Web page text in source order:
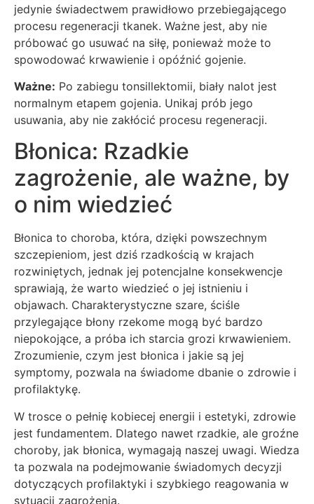
jedynie świadectwem prawidłowo przebiegającego
procesu regeneracji tkanek. Ważne jest, aby nie
próbować go usuwać na siłę, ponieważ może to
spowodować krwawienie i opóźnić gojenie.
Ważne: Po zabiegu tonsillektomii, biały nalot jest
normalnym etapem gojenia. Unikaj prób jego
usuwania, aby nie zakłócić procesu regeneracji.
Błonica: Rzadkie
zagrożenie, ale ważne, by
o nim wiedzieć
Błonica to choroba, która, dzięki powszechnym
szczepieniom, jest dziś rzadkością w krajach
rozwiniętych, jednak jej potencjalne konsekwencje
sprawiają, że warto wiedzieć o jej istnieniu i
objawach. Charakterystyczne szare, ściśle
przylegające błony rzekome mogą być bardzo
niepokojące, a próba ich starcia grozi krwawieniem.
Zrozumienie, czym jest błonica i jakie są jej
symptomy, pozwala na świadome dbanie o zdrowie i
profilaktykę.
W trosce o pełnię kobiecej energii i estetyki, zdrowie
jest fundamentem. Dlatego nawet rzadkie, ale groźne
choroby, jak błonica, wymagają naszej uwagi. Wiedza
ta pozwala na podejmowanie świadomych decyzji
dotyczących profilaktyki i szybkiego reagowania w
sytuacji zagrożenia.